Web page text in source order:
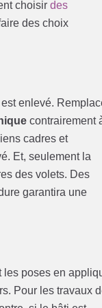
choisirdes
des choix
enlevé.
contrairement
cadres et
Et, seulement la
des volets. Des
garantira une
les poses en
Pour les travaux